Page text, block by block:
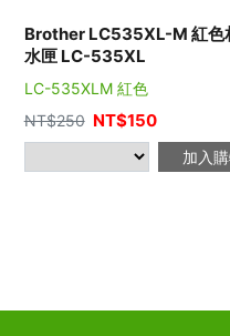
Brother LC535XL-M 紅色
水匣 LC-535XL
LC-535XLM 紅色
NT$250 NT$150
加入